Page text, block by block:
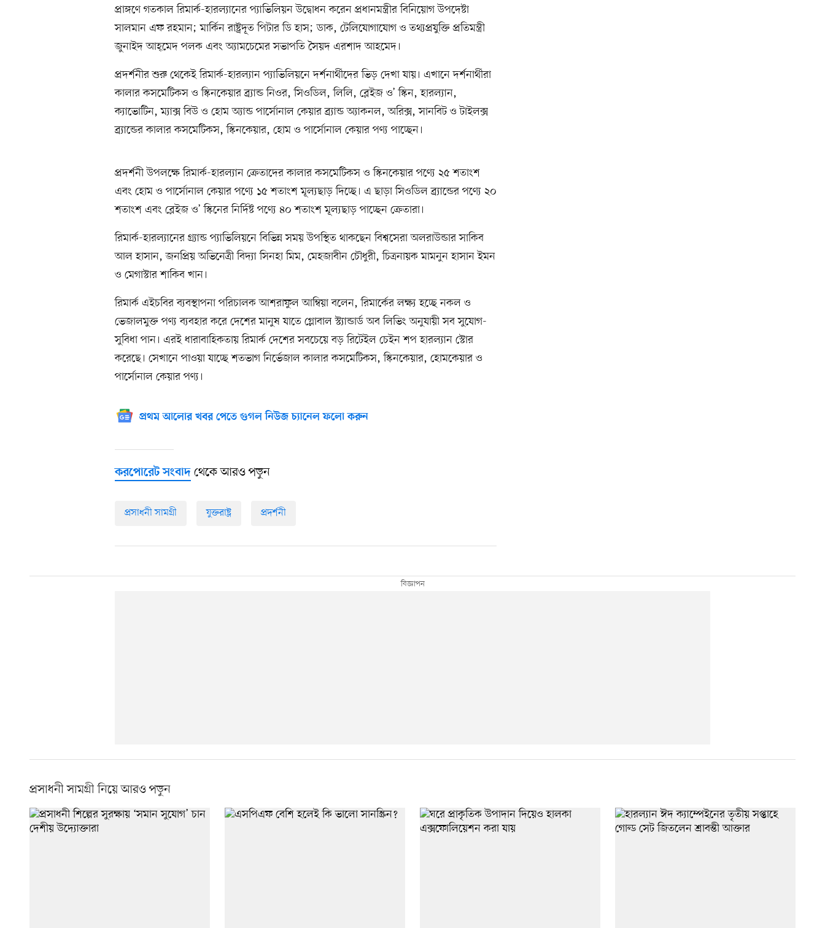
প্রাঙ্গণে গতকাল রিমার্ক-হারল্যানের প্যাভিলিয়ন উদ্বোধন করেন প্রধানমন্ত্রীর বিনিয়োগ উপদেষ্টা
সালমান এফ রহমান; মার্কিন রাষ্ট্রদূত পিটার ডি হাস; ডাক, টেলিযোগাযোগ ও তথ্যপ্রযুক্তি প্রতিমন্ত্রী
জুনাইদ আহ্‌মেদ পলক এবং অ্যামচেমের সভাপতি সৈয়দ এরশাদ আহমেদ।
প্রদর্শনীর শুরু থেকেই রিমার্ক-হারল্যান প্যাভিলিয়নে দর্শনার্থীদের ভিড় দেখা যায়। এখানে দর্শনার্থীরা
কালার কসমেটিকস ও স্কিনকেয়ার ব্র্যান্ড নিওর, সিওডিল, লিলি, ব্লেইজ ও’ স্কিন, হারল্যান,
ক্যাভোটিন, ম্যাক্স বিউ ও হোম অ্যান্ড পার্সোনাল কেয়ার ব্র্যান্ড অ্যাকনল, অরিক্স, সানবিট ও টাইলক্স
ব্র্যান্ডের কালার কসমেটিকস, স্কিনকেয়ার, হোম ও পার্সোনাল কেয়ার পণ্য পাচ্ছেন।
প্রদর্শনী উপলক্ষে রিমার্ক-হারল্যান ক্রেতাদের কালার কসমেটিকস ও স্কিনকেয়ার পণ্যে ২৫ শতাংশ
এবং হোম ও পার্সোনাল কেয়ার পণ্যে ১৫ শতাংশ মূল্যছাড় দিচ্ছে। এ ছাড়া সিওডিল ব্র্যান্ডের পণ্যে ২০
শতাংশ এবং ব্লেইজ ও’ স্কিনের নির্দিষ্ট পণ্যে ৪০ শতাংশ মূল্যছাড় পাচ্ছেন ক্রেতারা।
রিমার্ক-হারল্যানের গ্র্যান্ড প্যাভিলিয়নে বিভিন্ন সময় উপস্থিত থাকছেন বিশ্বসেরা অলরাউন্ডার সাকিব
আল হাসান, জনপ্রিয় অভিনেত্রী বিদ্যা সিনহা মিম, মেহজাবীন চৌধুরী, চিত্রনায়ক মামনুন হাসান ইমন
ও মেগাস্টার শাকিব খান।
রিমার্ক এইচবির ব্যবস্থাপনা পরিচালক আশরাফুল আম্বিয়া বলেন, রিমার্কের লক্ষ্য হচ্ছে নকল ও
ভেজালমুক্ত পণ্য ব্যবহার করে দেশের মানুষ যাতে গ্লোবাল স্ট্যান্ডার্ড অব লিভিং অনুযায়ী সব সুযোগ-
সুবিধা পান। এরই ধারাবাহিকতায় রিমার্ক দেশের সবচেয়ে বড় রিটেইল চেইন শপ হারল্যান স্টোর
করেছে। সেখানে পাওয়া যাচ্ছে শতভাগ নির্ভেজাল কালার কসমেটিকস, স্কিনকেয়ার, হোমকেয়ার ও
পার্সোনাল কেয়ার পণ্য।
প্রথম আলোর খবর পেতে গুগল নিউজ চ্যানেল ফলো করুন
করপোরেট সংবাদ থেকে আরও পড়ুন
প্রসাধনী সামগ্রী যুক্তরাষ্ট্র প্রদর্শনী
প্রসাধনী সামগ্রী নিয়ে আরও পড়ুন